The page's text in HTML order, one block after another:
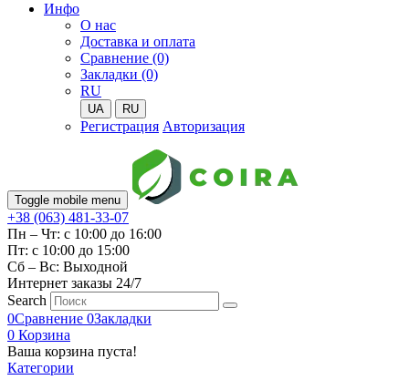
Инфо
О нас
Доставка и оплата
Сравнение (0)
Закладки (0)
RU
UA RU
Регистрация Авторизация
Toggle mobile menu
+38 (063) 481-33-07
Пн – Чт: с 10:00 до 16:00
Пт: с 10:00 до 15:00
Сб – Вс: Выходной
Интернет заказы 24/7
Search
0Сравнение 0Закладки
0 Корзина
Ваша корзина пуста!
Категории